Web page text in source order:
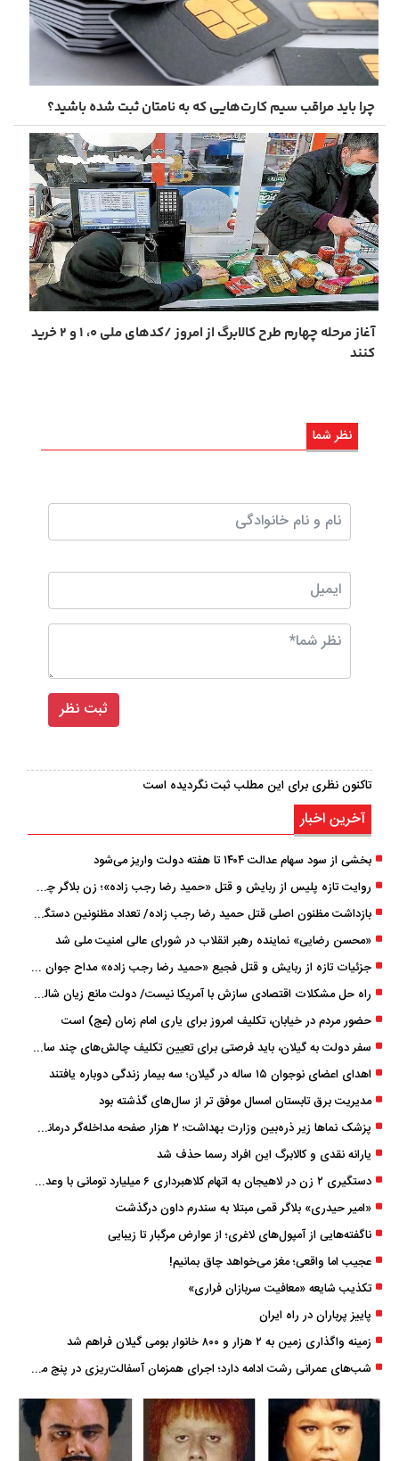
چرا باید مراقب سیم ‌کارت‌هایی که به نامتان ثبت شده باشید؟
آغاز مرحله چهارم طرح کالابرگ از امروز /کدهای ملی ۰، ۱ و ۲ خرید
کنند
نظر شما
تاکنون نظری برای این مطلب ثبت نگردیده است
آخرین اخبار
بخشی از سود سهام عدالت ۱۴۰۴ تا هفته دولت واریز می‌شود
روایت تازه پلیس از ربایش و قتل «حمید رضا رجب ‌زاده»؛ زن بلاگر چگونه مداح جوان را به دام انداخت؟
بازداشت مظنون اصلی قتل حمید رضا رجب‌ زاده/ تعداد مظنونین دستگیر شده به ۵ نفر رسید
«محسن رضایی» نماینده رهبر انقلاب در شورای عالی امنیت ملی شد
جزئیات تازه از ربایش و قتل فجیع «حمید رضا رجب زاده» مداح جوان تهرانی؛ ۴ متهم بازداشت شدند
راه حل مشکلات اقتصادی سازش با آمریکا نیست/ دولت مانع زیان شالیکاران شود
حضور مردم در خیابان، تکلیف امروز برای یاری امام زمان (عج) است
سفر دولت به گیلان، باید فرصتی برای تعیین تکلیف چالش‌های چند ساله استان باشد
اهدای اعضای نوجوان ۱۵ ساله در گیلان؛ سه بیمار زندگی دوباره یافتند
مدیریت برق تابستان امسال موفق ‌تر از سال‌های گذشته بود
پزشک ‌نماها زیر ذره‌بین وزارت بهداشت؛ ۲ هزار صفحه مداخله‌گر درمانی مسدود شد
یارانه نقدی و کالابرگ این افراد رسما حذف شد
دستگیری ۲ زن در لاهیجان به اتهام کلاهبرداری ۶ میلیارد تومانی با وعده وام
«امیر حیدری» بلاگر قمی مبتلا به سندرم داون درگذشت
ناگفته‌هایی از آمپول‌های لاغری؛ از عوارض مرگبار تا زیبایی
عجیب اما واقعی؛ مغز می‌خواهد چاق بمانیم!
تکذیب شایعه «معافیت سربازان فراری»
پاییز پرباران در راه ایران
زمینه واگذاری زمین به ۲ هزار و ۸۰۰ خانوار بومی گیلان فراهم شد
شب‌های عمرانی رشت ادامه دارد؛ اجرای همزمان آسفالت‌ریزی در پنج منطقه شهری